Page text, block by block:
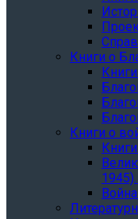
Книги о
Книги о